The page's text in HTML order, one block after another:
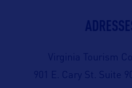
Virginia Tourism
901 E. Cary St. Suite